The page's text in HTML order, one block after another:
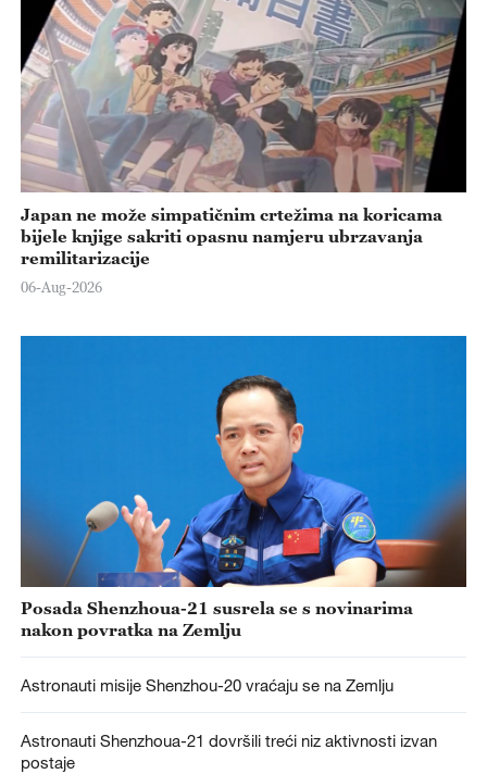
Japan ne može simpatičnim crtežima na koricama
bijele knjige sakriti opasnu namjeru ubrzavanja
remilitarizacije
06-Aug-2026
Posada Shenzhoua-21 susrela se s novinarima
nakon povratka na Zemlju
Astronauti misije Shenzhou-20 vraćaju se na Zemlju
Astronauti Shenzhoua-21 dovršili treći niz aktivnosti izvan
postaje